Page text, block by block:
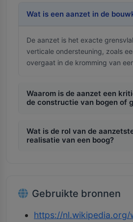
Wat is een aanzet in de
De aanzet is het exacte
verticale ondersteuning, zoals
overgaat in de kromming van
Waarom is de aanzet een
de constructie van bogen of
Wat is de rol van de
realisatie van een boog?
Gebruikte bronnen
https://